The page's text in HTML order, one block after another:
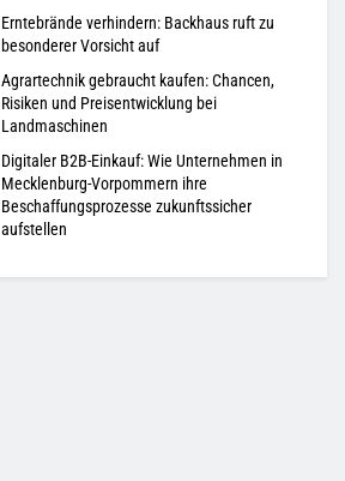
Erntebrände verhindern: Backhaus ruft zu
besonderer Vorsicht auf
Agrartechnik gebraucht kaufen: Chancen,
Risiken und Preisentwicklung bei
Landmaschinen
Digitaler B2B-Einkauf: Wie Unternehmen in
Mecklenburg-Vorpommern ihre
Beschaffungsprozesse zukunftssicher
aufstellen